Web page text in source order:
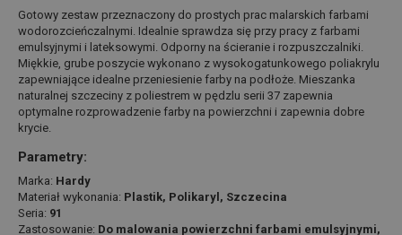
Gotowy zestaw przeznaczony do prostych prac malarskich farbami
wodorozcieńczalnymi. Idealnie sprawdza się przy pracy z farbami
emulsyjnymi i lateksowymi. Odporny na ścieranie i rozpuszczalniki.
Miękkie, grube poszycie wykonano z wysokogatunkowego poliakrylu
zapewniające idealne przeniesienie farby na podłoże. Mieszanka
naturalnej szczeciny z poliestrem w pędzlu serii 37 zapewnia
optymalne rozprowadzenie farby na powierzchni i zapewnia dobre
krycie.
Parametry:
Marka: Hardy
Materiał wykonania: Plastik, Polikaryl, Szczecina
Seria: 91
Zastosowanie: Do malowania powierzchni farbami emulsyjnymi,